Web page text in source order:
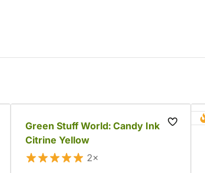
Green Stuff World: Candy Ink
Citrine Yellow
2×